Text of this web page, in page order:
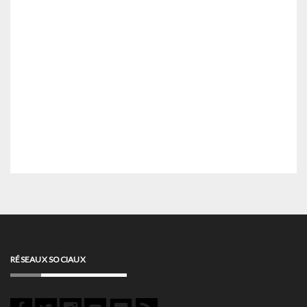
RÉSEAUX SOCIAUX